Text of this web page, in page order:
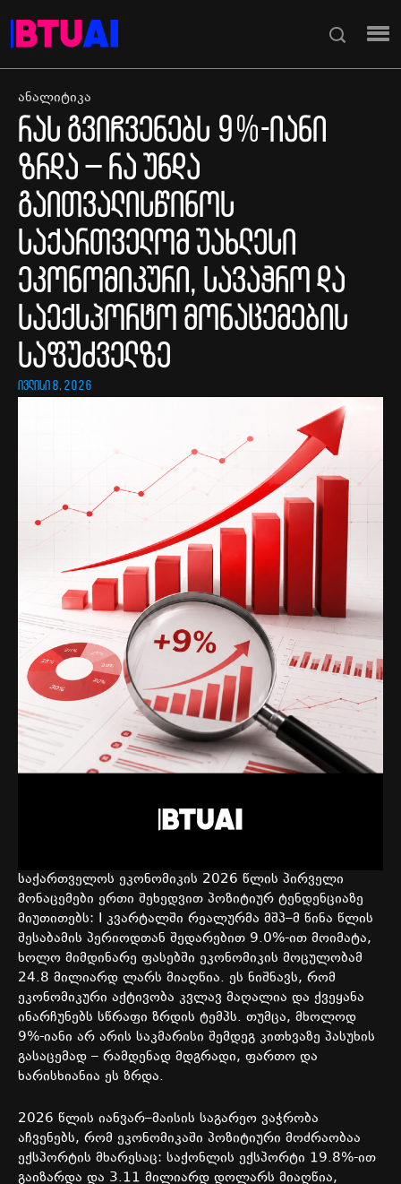
ანალიტიკა
რას გვიჩვენებს 9%-იანი
ზრდა – რა უნდა
გაითვალისწინოს
საქართველომ უახლესი
ეკონომიკური, სავაჭრო და
საექსპორტო მონაცემების
საფუძველზე
ივლისი 8, 2026
საქართველოს ეკონომიკის 2026 წლის პირველი
მონაცემები ერთი შეხედვით პოზიტიურ ტენდენციაზე
მიუთითებს: I კვარტალში რეალურმა მშპ–მ წინა წლის
შესაბამის პერიოდთან შედარებით 9.0%-ით მოიმატა,
ხოლო მიმდინარე ფასებში ეკონომიკის მოცულობამ
24.8 მილიარდ ლარს მიაღწია. ეს ნიშნავს, რომ
ეკონომიკური აქტივობა კვლავ მაღალია და ქვეყანა
ინარჩუნებს სწრაფი ზრდის ტემპს. თუმცა, მხოლოდ
9%-იანი არ არის საკმარისი შემდეგ კითხვაზე პასუხის
გასაცემად – რამდენად მდგრადი, ფართო და
ხარისხიანია ეს ზრდა.
2026 წლის იანვარ–მაისის საგარეო ვაჭრობა
აჩვენებს, რომ ეკონომიკაში პოზიტიური მოძრაობაა
ექსპორტის მხარესაც: საქონლის ექსპორტი 19.8%-ით
გაიზარდა და 3.11 მილიარდ დოლარს მიაღწია,